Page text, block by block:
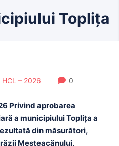
Toplița
HCL – 2026 0
Privind aprobarea
a municipiului Topliţa a
din măsurători,
Mesteacănului,